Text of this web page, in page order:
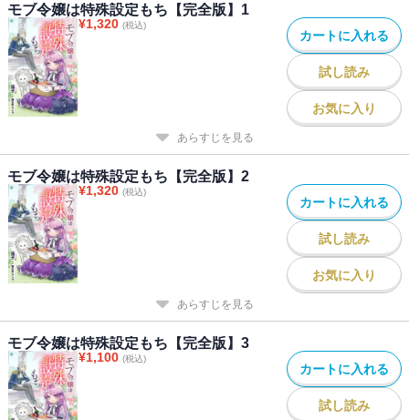
作者より
悪役令嬢でもなくヒロインでもないはずのモブが活躍するお話を面
白く楽しんでいただくために書きました。
『モブ令嬢は特殊設定もち【完全版】1』には「プロローグ」～「女
子会は楽しい」までを収録
モブ令嬢は特殊設定もち【完全版】1
¥1,320 (税込)
カートに入れる
試し読み
お気に入り
あらすじを見る
モブ令嬢は特殊設定もち【完全版】2
¥1,320 (税込)
カートに入れる
試し読み
お気に入り
あらすじを見る
モブ令嬢は特殊設定もち【完全版】3
¥1,100 (税込)
カートに入れる
試し読み